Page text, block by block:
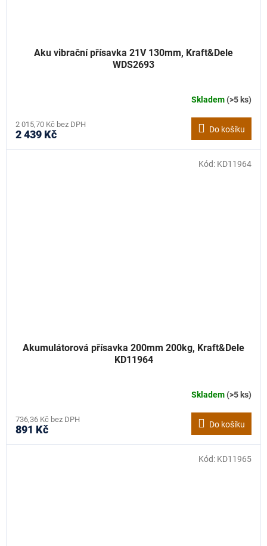
Aku vibrační přísavka 21V 130mm, Kraft&Dele
WDS2693
Skladem(>5 ks)
2 015,70 Kč bez DPH
2 439 Kč Do košíku
Akumulátorová přísavka 200mm 200kg, Kraft&Dele
KD11964
Skladem(>5 ks)
736,36 Kč bez DPH
891 Kč Do košíku
Kód: KD11964
Kód: KD11965